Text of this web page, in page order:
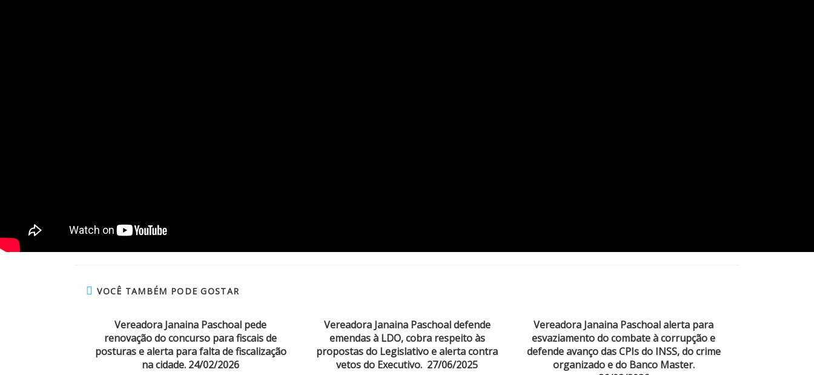
VOCÊ TAMBÉM PODE GOSTAR
Vereadora Janaina Paschoal pede
renovação do concurso para fiscais de
posturas e alerta para falta de fiscalização
na cidade. 24/02/2026
Vereadora Janaina Paschoal defende
emendas à LDO, cobra respeito às
propostas do Legislativo e alerta contra
vetos do Executivo. 27/06/2025
Vereadora Janaina Paschoal alerta para
esvaziamento do combate à corrupção e
defende avanço das CPIs do INSS, do crime
organizado e do Banco Master.